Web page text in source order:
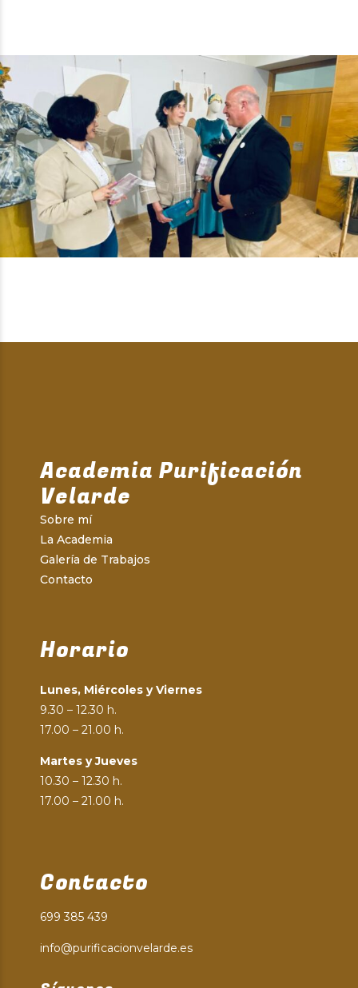
Academia Purificación
Velarde
Sobre mí
La Academia
Galería de Trabajos
Contacto
Horario
Lunes, Miércoles y Viernes
9.30 – 12.30 h.
17.00 – 21.00 h.
Martes y Jueves
10.30 – 12.30 h.
17.00 – 21.00 h.
Contacto
699 385 439
info@purificacionvelarde.es